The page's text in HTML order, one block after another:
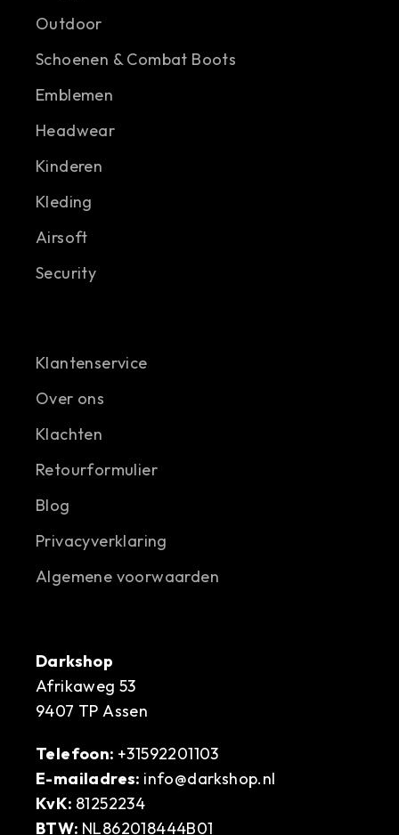
Outdoor
Schoenen & Combat Boots
Emblemen
Headwear
Kinderen
Kleding
Airsoft
Security
Klantenservice
Over ons
Klachten
Retourformulier
Blog
Privacyverklaring
Algemene voorwaarden
Darkshop
Afrikaweg 53
9407 TP Assen
Telefoon: +31592201103
E-mailadres: info@darkshop.nl
KvK: 81252234
BTW: NL862018444B01